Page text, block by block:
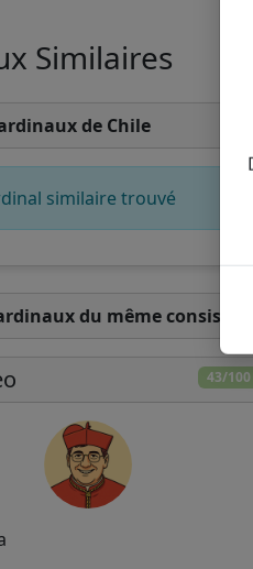
Similaires
de Chile
similaire trouvé
du même consistoire
43/100